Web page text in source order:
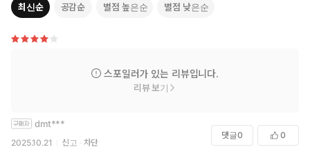
최신순 공감순 별점 높은순 별점 낮은순
스포일러가 있는 리뷰입니다.
리뷰 보기
dmt***
2025.10.21 신고 차단
댓글0 0